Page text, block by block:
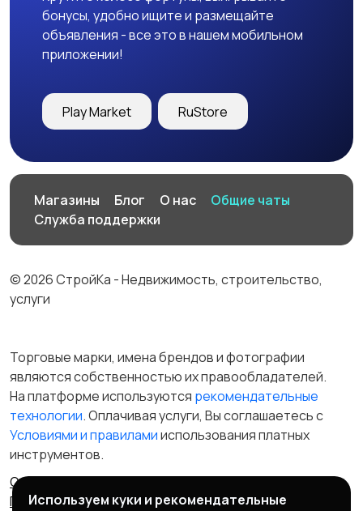
бонусы, удобно ищите и размещайте
объявления - все это в нашем мобильном
приложении!
Play Market RuStore
Магазины Блог О нас
Общие чаты
Служба поддержки
© 2026 СтройКа - Недвижимость, строительство,
услуги
Торговые марки, имена брендов и фотографии
являются собственностью их правообладателей.
На платформе используются рекомендательные
технологии. Оплачивая услуги, Вы соглашаетесь c
Условиями и правиламииспользования платных
инструментов.
Отказ от ответственности
Правила сервиса
Политика конфиденциальности
Пользовательское
Используем куки и рекомендательные